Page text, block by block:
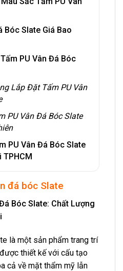
Bóc Slate Giá Bao
PU Vân Đá Bóc
Lắp Đặt Tấm PU Vân
PU Vân Đá Bóc Slate
PU Vân Đá Bóc Slate
TPHCM
đá bóc Slate
Bóc Slate: Chất Lượng
là một sản phẩm trang trí
thiết kế với cấu tạo
cả về mặt thẩm mỹ lẫn